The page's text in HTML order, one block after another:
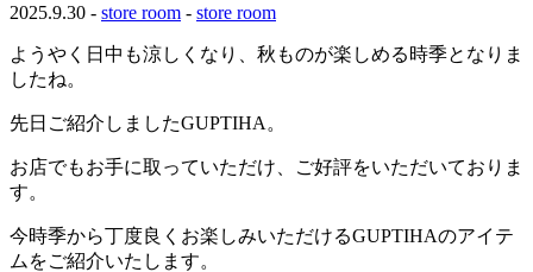
2025.9.30 - store room - store room
ようやく日中も涼しくなり、秋ものが楽しめる時季となりま
したね。
先日ご紹介しましたGUPTIHA。
お店でもお手に取っていただけ、ご好評をいただいておりま
す。
今時季から丁度良くお楽しみいただけるGUPTIHAのアイテ
ムをご紹介いたします。